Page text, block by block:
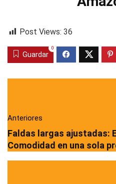
Post Views: 36
Guardar
0
Anteriores
Faldas largas ajustadas:
Comodidad en una sola